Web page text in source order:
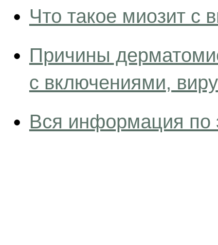
Что такое миозит с
Причины
с включениями,
Вся информация по